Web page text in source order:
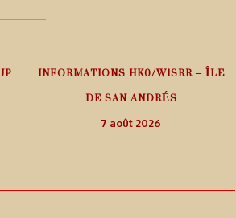
INFORMATIONS HK0/W1SRR – ÎLE
DE SAN ANDRÉS
7 août 2026